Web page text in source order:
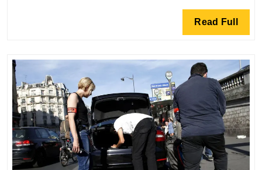
pour
Impeccable
Read Full Read
Full